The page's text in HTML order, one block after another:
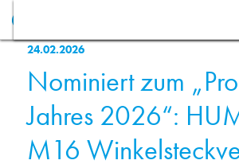
24.02.2026
Nominiert zum
Jahres 2026“:
M16